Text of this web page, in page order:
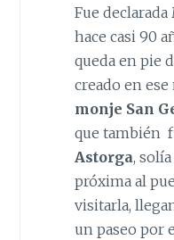
Fue
hace casi 90
queda en pie
creado en
monje San
que también
Astorga,
próxima al
visitarla,
un paseo por